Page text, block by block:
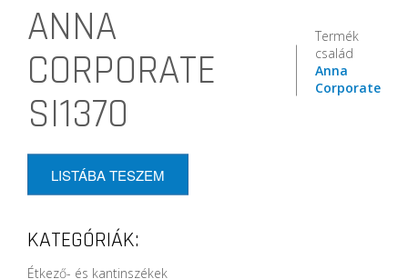
ANNA
CORPORATE
SI1370
Termék
család
Anna
Corporate
LISTÁBA TESZEM
KATEGÓRIÁK:
Étkező- és kantinszékek